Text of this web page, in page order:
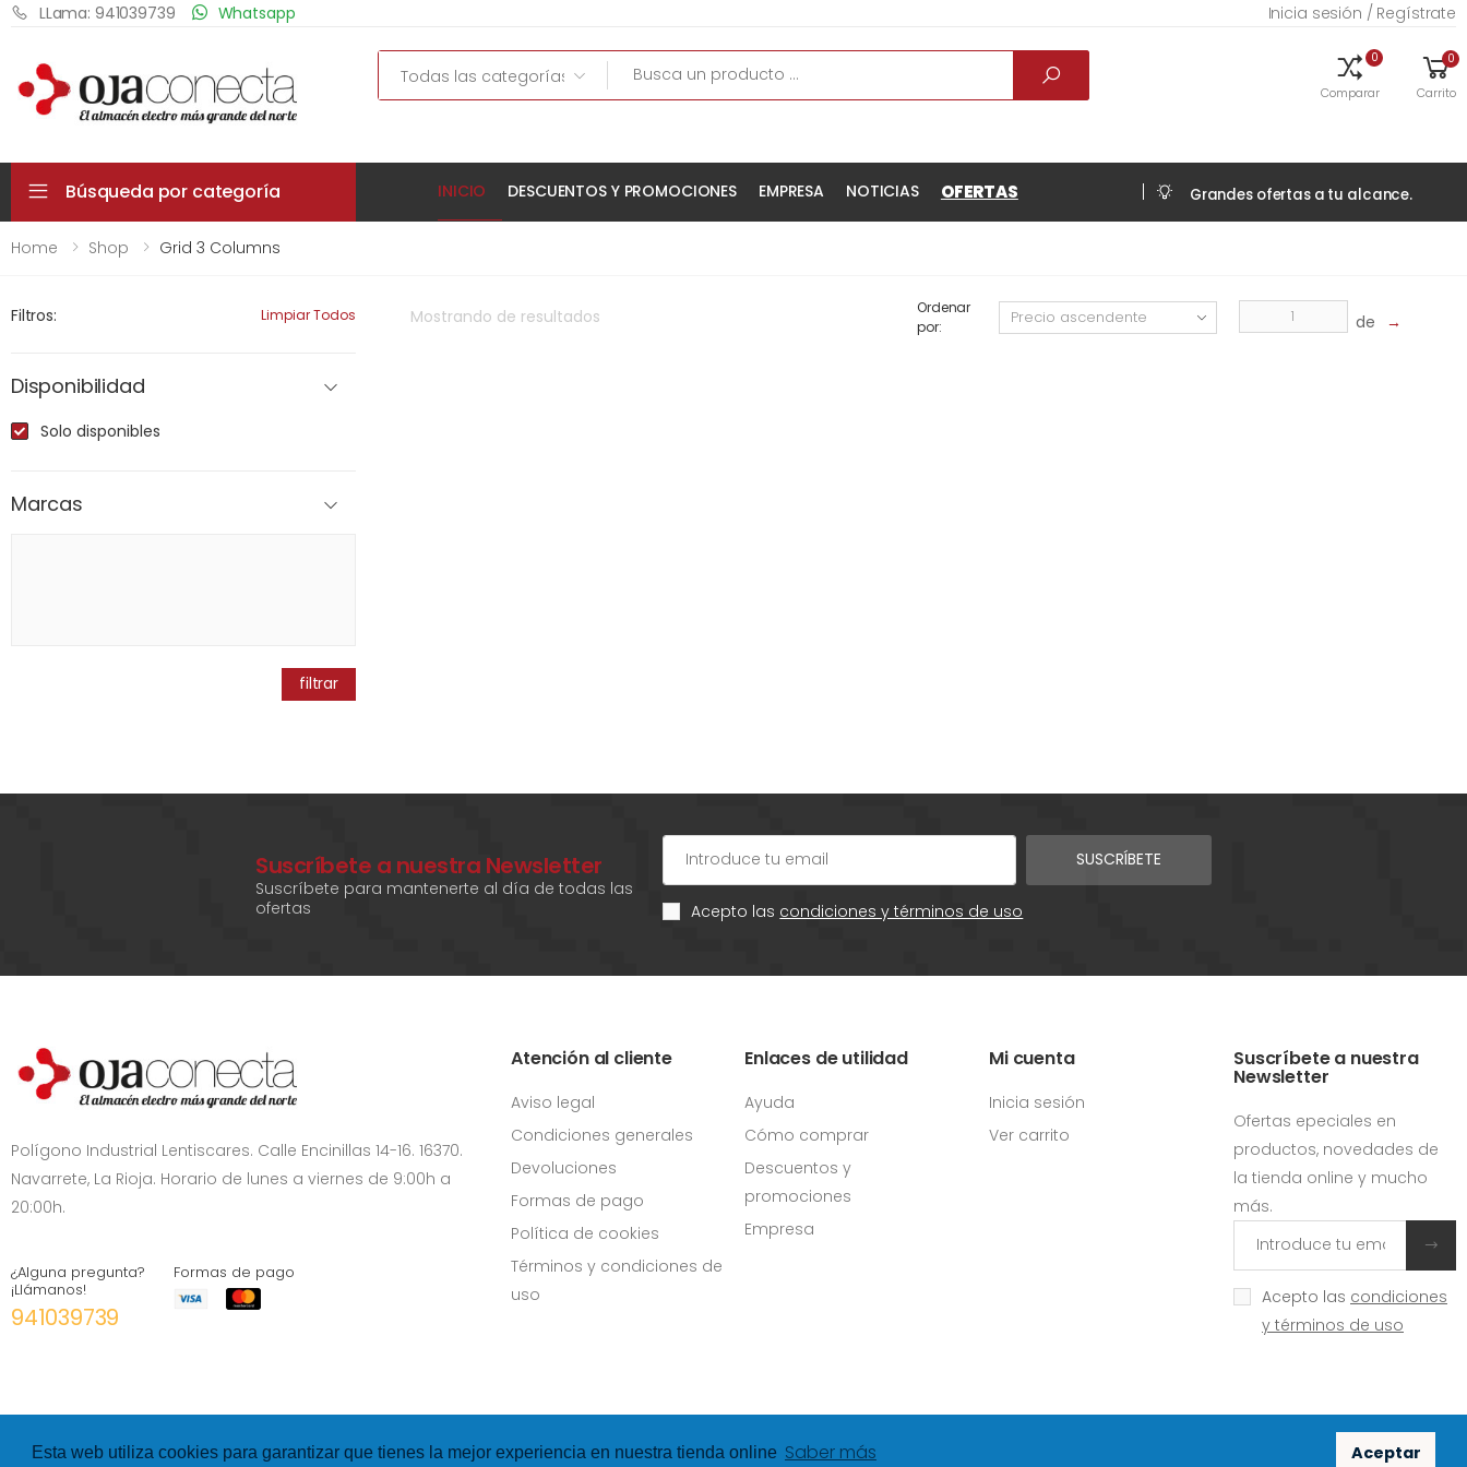
Esta web utiliza cookies para garantizar que tienes la mejor experiencia en nuestra tienda online Saber más Aceptar
LLama: 941039739 Whatsapp Inicia sesión / Regístrate
Search 0
Comparar
0
Carrito
Búsqueda por categoría INICIO DESCUENTOS Y PROMOCIONES EMPRESA NOTICIAS OFERTAS Grandes ofertas a tu alcance.
Home Shop Grid 3 Columns
Mostrando de resultados
Ordenar
por:
de →
Filtros: Limpiar Todos
Disponibilidad
Solo disponibles
Marcas
filtrar
Suscríbete a nuestra Newsletter
Suscríbete para mantenerte al día de todas las
ofertas
SUSCRÍBETE
Acepto las condiciones y términos de uso
Polígono Industrial Lentiscares. Calle Encinillas 14-16. 16370.
Navarrete, La Rioja. Horario de lunes a viernes de 9:00h a
20:00h.
¿Alguna pregunta?
¡Llámanos!
941039739
Formas de pago
Atención al cliente
Aviso legal
Condiciones generales
Devoluciones
Formas de pago
Política de cookies
Términos y condiciones de
uso
Enlaces de utilidad
Ayuda
Cómo comprar
Descuentos y
promociones
Empresa
Mi cuenta
Inicia sesión
Ver carrito
Suscríbete a nuestra
Newsletter
Ofertas epeciales en
productos, novedades de
la tienda online y mucho
más.
Acepto las condiciones
y términos de uso
Hexer- All rights Reserved